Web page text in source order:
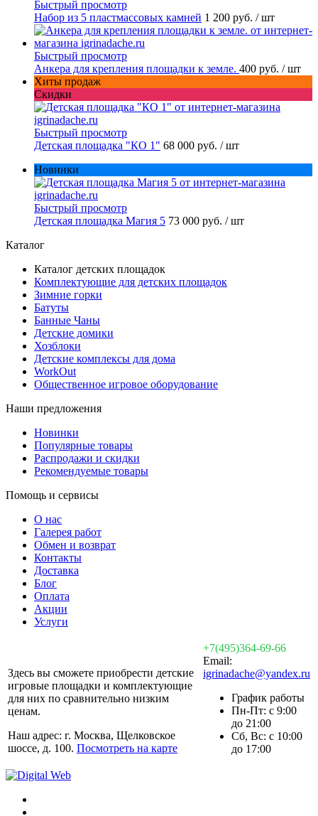
Быстрый просмотр
Набор из 5 пластмассовых камней 1 200 руб. / шт
Быстрый просмотр
Анкера для крепления площадки к земле. 400 руб. / шт
Хиты продаж
Скидки
Быстрый просмотр
Детская площадка "КО 1" 68 000 руб. / шт
Новинки
Быстрый просмотр
Детская площадка Магия 5 73 000 руб. / шт
Каталог
Каталог детских площадок
Комплектующие для детских площадок
Зимние горки
Батуты
Банные Чаны
Детские домики
Хозблоки
Детские комплексы для дома
WorkOut
Общественное игровое оборудование
Наши предложения
Новинки
Популярные товары
Распродажи и скидки
Рекомендуемые товары
Помощь и сервисы
О нас
Галерея работ
Обмен и возврат
Контакты
Доставка
Блог
Оплата
Акции
Услуги
Здесь вы сможете приобрести детские
игровые площадки и комплектующие
для них по сравнительно низким
ценам.
Наш адрес: г. Москва, Щелковское
шоссе, д. 100. Посмотреть на карте
+7(495)364-69-66
Email:
igrinadache@yandex.ru
График работы
Пн-Пт: с 9:00
до 21:00
Сб, Вс: с 10:00
до 17:00